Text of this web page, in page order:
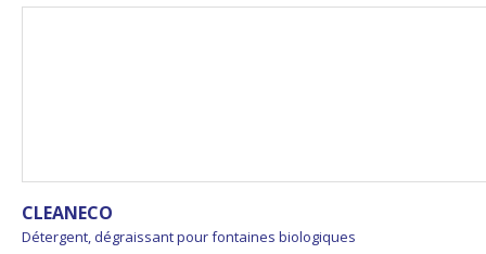
CLEANECO
Détergent, dégraissant pour fontaines biologiques